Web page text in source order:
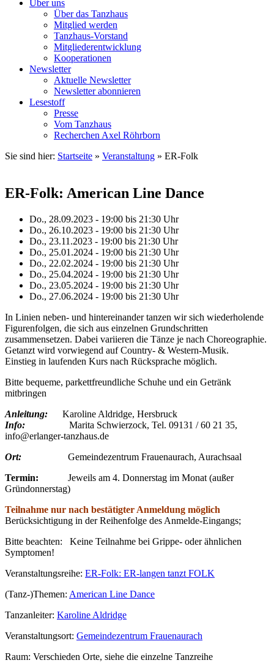
Über uns
Über das Tanzhaus
Mitglied werden
Tanzhaus-Vorstand
Mitgliederentwicklung
Kooperationen
Newsletter
Aktuelle Newsletter
Newsletter abonnieren
Lesestoff
Presse
Vom Tanzhaus
Recherchen Axel Röhrborn
Sie sind hier: Startseite » Veranstaltung » ER-Folk
ER-Folk: American Line Dance
Do., 28.09.2023 - 19:00 bis 21:30 Uhr
Do., 26.10.2023 - 19:00 bis 21:30 Uhr
Do., 23.11.2023 - 19:00 bis 21:30 Uhr
Do., 25.01.2024 - 19:00 bis 21:30 Uhr
Do., 22.02.2024 - 19:00 bis 21:30 Uhr
Do., 25.04.2024 - 19:00 bis 21:30 Uhr
Do., 23.05.2024 - 19:00 bis 21:30 Uhr
Do., 27.06.2024 - 19:00 bis 21:30 Uhr
In Linien neben- und hintereinander tanzen wir sich wiederholende
Figurenfolgen, die sich aus einzelnen Grundschritten
zusammensetzen. Dabei variieren die Tänze je nach Choreographie.
Getanzt wird vorwiegend auf Country- & Western-Musik.
Einstieg in laufenden Kurs nach Rücksprache möglich.
Bitte bequeme, parkettfreundliche Schuhe und ein Getränk
mitbringen
Anleitung: Karoline Aldridge, Hersbruck
Info: Marita Schwierzock, Tel. 09131 / 60 21 35,
info@erlanger-tanzhaus.de
Ort: Gemeindezentrum Frauenaurach, Aurachsaal
Termin:
Jeweils am 4. Donnerstag im Monat (außer
Gründonnerstag)
Teilnahme nur nach bestätigter Anmeldung möglich
Berücksichtigung in der Reihenfolge des Anmelde-Eingangs;
Bitte beachten: Keine Teilnahme bei Grippe- oder ähnlichen
Symptomen!
Veranstaltungsreihe: ER-Folk: ER-langen tanzt FOLK
(Tanz-)Themen: American Line Dance
Tanzanleiter: Karoline Aldridge
Veranstaltungsort: Gemeindezentrum Frauenaurach
Raum: Verschieden Orte, siehe die einzelne Tanzreihe